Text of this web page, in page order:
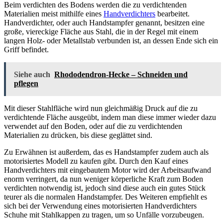
Beim verdichten des Bodens werden die zu verdichtenden
Materialien meist mithilfe eines Handverdichters bearbeitet.
Handverdichter, oder auch Handstampfer genannt, besitzen eine
große, viereckige Fläche aus Stahl, die in der Regel mit einem
langen Holz- oder Metallstab verbunden ist, an dessen Ende sich ein
Griff befindet.
Siehe auch Rhododendron-Hecke – Schneiden und
pflegen
Mit dieser Stahlfläche wird nun gleichmäßig Druck auf die zu
verdichtende Fläche ausgeübt, indem man diese immer wieder dazu
verwendet auf den Boden, oder auf die zu verdichtenden
Materialien zu drücken, bis diese geglättet sind.
Zu Erwähnen ist außerdem, das es Handstampfer zudem auch als
motorisiertes Modell zu kaufen gibt. Durch den Kauf eines
Handverdichters mit eingebautem Motor wird der Arbeitsaufwand
enorm verringert, da nun weniger körperliche Kraft zum Boden
verdichten notwendig ist, jedoch sind diese auch ein gutes Stück
teurer als die normalen Handstampfer. Des Weiteren empfiehlt es
sich bei der Verwendung eines motorisierten Handverdichters
Schuhe mit Stahlkappen zu tragen, um so Unfälle vorzubeugen.